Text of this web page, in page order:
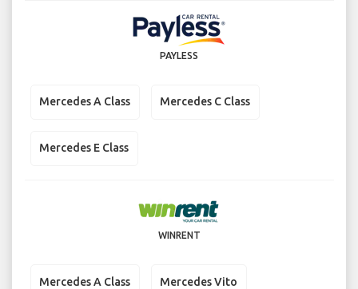
PAYLESS
Mercedes A Class Mercedes C Class
Mercedes E Class
WINRENT
Mercedes A Class Mercedes Vito